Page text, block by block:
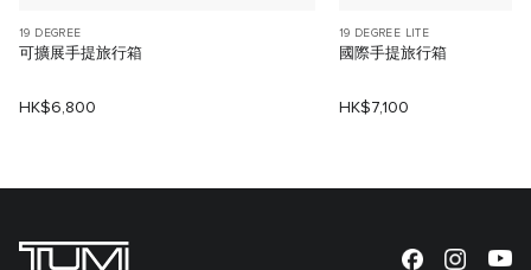
19 DEGREE
可擴展手提旅行箱
HK$6,800
19 DEGREE LITE
國際手提旅行箱
HK$7,100